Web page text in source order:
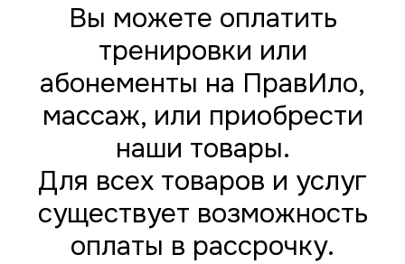
Вы можете оплатить
тренировки или
абонементы на ПравИло,
массаж, или приобрести
наши товары.
Для всех товаров и услуг
существует возможность
оплаты в рассрочку.